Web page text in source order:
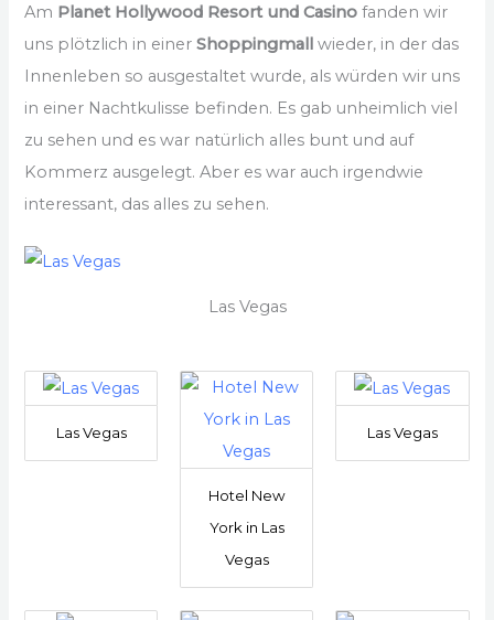
Am Planet Hollywood Resort und Casino fanden wir
uns plötzlich in einerShoppingmall wieder, in der das
Innenleben so ausgestaltet wurde, als würden wir uns
in einer Nachtkulisse befinden. Es gab unheimlich viel
zu sehen und es war natürlich alles bunt und auf
Kommerz ausgelegt. Aber es war auch irgendwie
interessant, das alles zu sehen.
Las Vegas
Las Vegas
Hotel New
York in Las
Vegas
Las Vegas